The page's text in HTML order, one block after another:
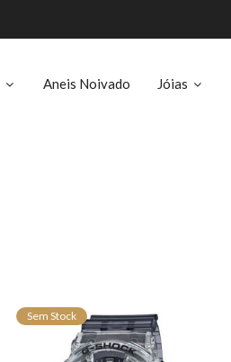
Aneis Noivado Jóias
Sem Stock